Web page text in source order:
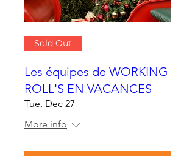
Sold Out
Les équipes de WORKING
ROLL'S EN VACANCES
Tue, Dec 27
More info